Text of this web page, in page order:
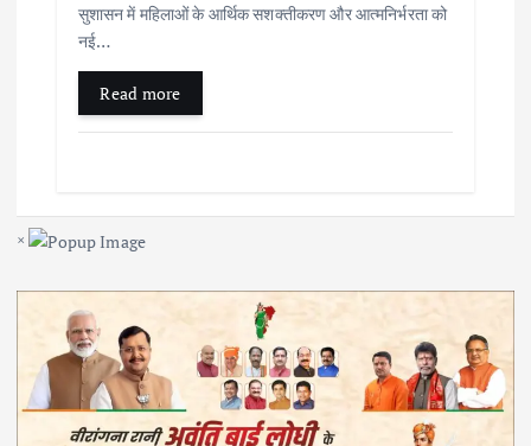
सुशासन में महिलाओं के आर्थिक सशक्तीकरण और आत्मनिर्भरता को
नई…
Read more
×